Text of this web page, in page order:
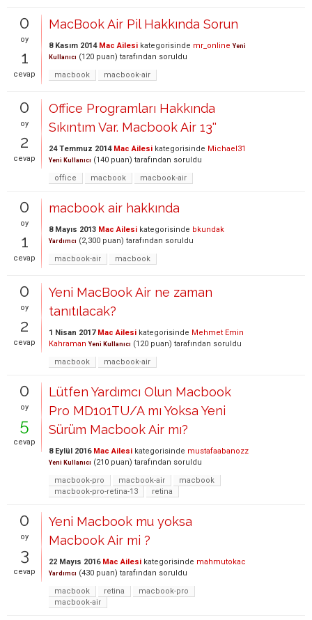
0
oy
1
cevap
MacBook Air Pil Hakkında Sorun
8 Kasım 2014 Mac Ailesi kategorisinde mr_online Yeni
Kullanıcı (120 puan) tarafından soruldu
macbook
macbook-air
0
oy
2
cevap
Office Programları Hakkında
Sıkıntım Var. Macbook Air 13''
24 Temmuz 2014 Mac Ailesi kategorisinde Michael31
Yeni Kullanıcı (140 puan) tarafından soruldu
office
macbook macbook-air
0
oy
1
cevap
macbook air hakkında
8 Mayıs 2013 Mac Ailesi kategorisinde bkundak
Yardımcı (2,300 puan) tarafından soruldu
macbook-air
macbook
0
oy
2
cevap
Yeni MacBook Air ne zaman
tanıtılacak?
1 Nisan 2017 Mac Ailesi kategorisinde Mehmet Emin
Kahraman Yeni Kullanıcı (120 puan) tarafından soruldu
macbook
macbook-air
0
oy
5
cevap
Lütfen Yardımcı Olun Macbook
Pro MD101TU/A mı Yoksa Yeni
Sürüm Macbook Air mı?
8 Eylül 2016 Mac Ailesi kategorisinde mustafaabanozz
Yeni Kullanıcı (210 puan) tarafından soruldu
macbook-pro
macbook-air
macbook
macbook-pro-retina-13
retina
0
oy
3
cevap
Yeni Macbook mu yoksa
Macbook Air mi ?
22 Mayıs 2016 Mac Ailesi kategorisinde mahmutokac
Yardımcı (430 puan) tarafından soruldu
macbook
retina
macbook-pro
macbook-air